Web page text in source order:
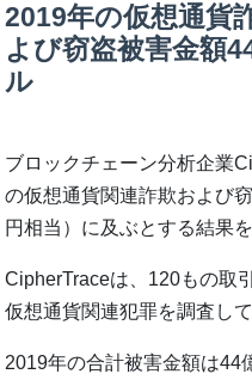
2019年の仮想通貨
よび窃盗被害金額
ル
ブロックチェーン分析企業
の仮想通貨関連詐欺および
円相当）に及ぶとする結果
CipherTraceは、120もの取
仮想通貨関連犯罪を調査して
2019年の合計被害金額は44